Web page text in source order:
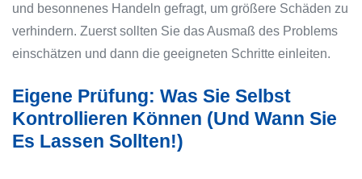
und besonnenes Handeln gefragt, um größere Schäden zu
verhindern. Zuerst sollten Sie das Ausmaß des Problems
einschätzen und dann die geeigneten Schritte einleiten.
Eigene Prüfung: Was Sie Selbst
Kontrollieren Können (und Wann Sie
Es Lassen Sollten!)